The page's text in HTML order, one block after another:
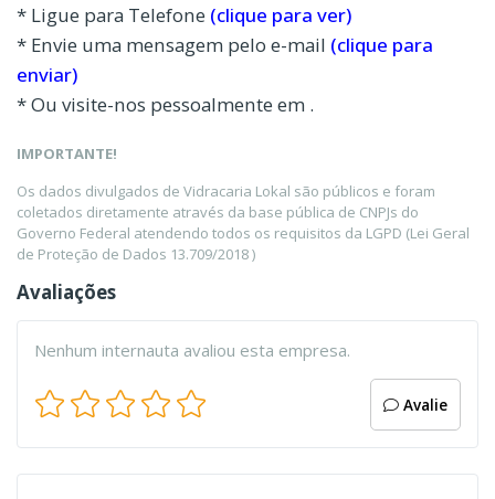
* Ligue para Telefone (clique para ver)
* Envie uma mensagem pelo e-mail (clique para
enviar)
* Ou visite-nos pessoalmente em .
IMPORTANTE!
Os dados divulgados de Vidracaria Lokal são públicos e foram
coletados diretamente através da base pública de CNPJs do
Governo Federal atendendo todos os requisitos da LGPD (Lei Geral
de Proteção de Dados 13.709/2018 )
Avaliações
Nenhum internauta avaliou esta empresa.
Avalie